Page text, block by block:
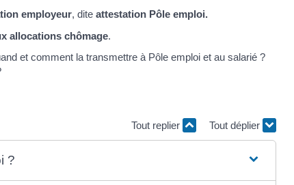
employeur, dite attestation Pôle emploi.
allocations chômage.
et comment la transmettre à Pôle emploi et au salarié ?
Tout replier Tout déplier
?